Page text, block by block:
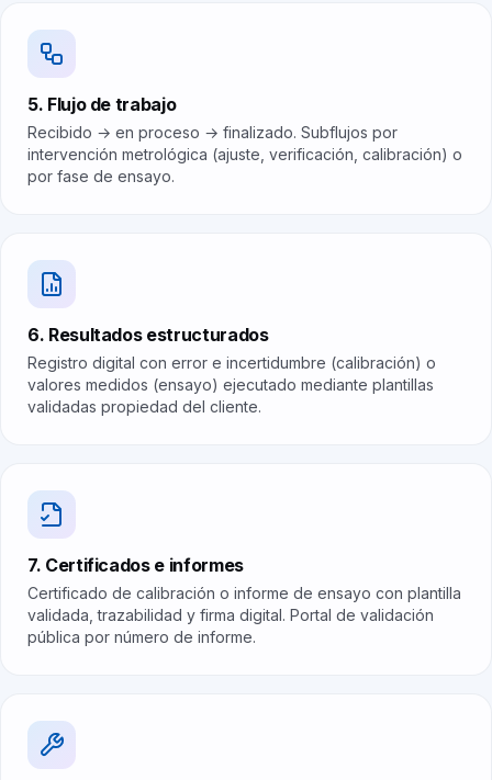
5. Flujo de trabajo
Recibido → en proceso → finalizado. Subflujos por
intervención metrológica (ajuste, verificación, calibración) o
por fase de ensayo.
6. Resultados estructurados
Registro digital con error e incertidumbre (calibración) o
valores medidos (ensayo) ejecutado mediante plantillas
validadas propiedad del cliente.
7. Certificados e informes
Certificado de calibración o informe de ensayo con plantilla
validada, trazabilidad y firma digital. Portal de validación
pública por número de informe.